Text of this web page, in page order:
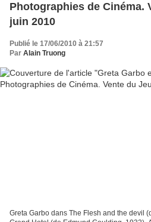
Photographies de Cinéma.
juin 2010
Publié le 17/06/2010 à 21:57
Par Alain Truong
Greta Garbo dans The Flesh and the devil